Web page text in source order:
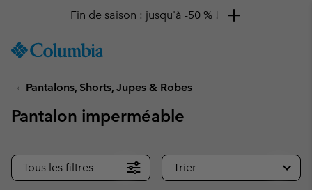
TO
SKIP
MAIN
SKIP
TO
SEARCH
Fin de saison : jusqu'à -50 % !
Pantalons, Shorts, Jupes & Robes
Pantalon imperméable
Tous les filtres Trier